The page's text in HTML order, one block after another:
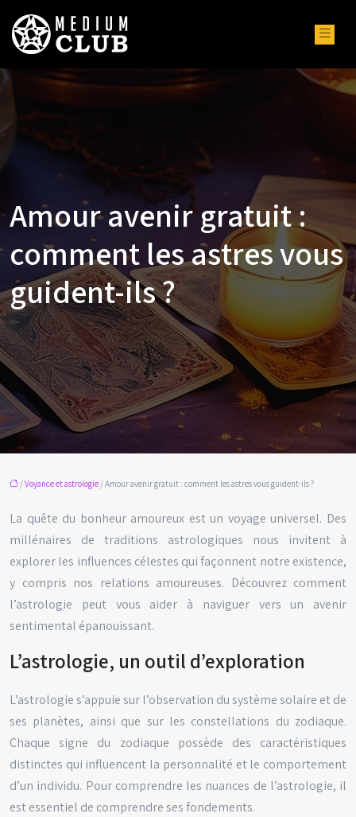
Amour avenir gratuit :
comment les astres vous
guident-ils ?
/Voyance et astrologie / Amour avenir gratuit : comment les astres vous guident-ils ?
La quête du bonheur amoureux est un voyage universel. Des
millénaires de traditions astrologiques nous invitent à
explorer les influences célestes qui façonnent notre existence,
y compris nos relations amoureuses. Découvrez comment
l’astrologie peut vous aider à naviguer vers un avenir
sentimental épanouissant.
L’astrologie, un outil d’exploration
L’astrologie s’appuie sur l’observation du système solaire et de
ses planètes, ainsi que sur les constellations du zodiaque.
Chaque signe du zodiaque possède des caractéristiques
distinctes qui influencent la personnalité et le comportement
d’un individu. Pour comprendre les nuances de l’astrologie, il
est essentiel de comprendre ses fondements.